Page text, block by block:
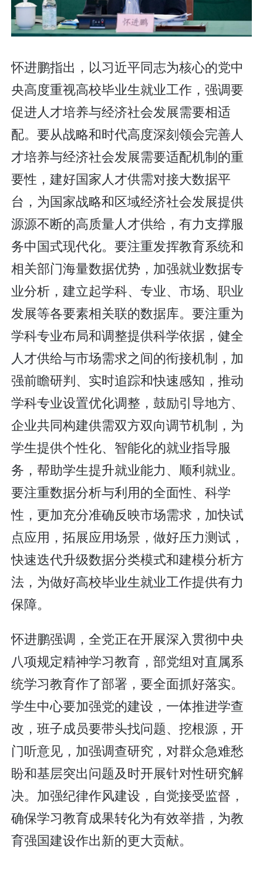
怀进鹏指出，以习近平同志为核心的党中
央高度重视高校毕业生就业工作，强调要
促进人才培养与经济社会发展需要相适
配。要从战略和时代高度深刻领会完善人
才培养与经济社会发展需要适配机制的重
要性，建好国家人才供需对接大数据平
台，为国家战略和区域经济社会发展提供
源源不断的高质量人才供给，有力支撑服
务中国式现代化。要注重发挥教育系统和
相关部门海量数据优势，加强就业数据专
业分析，建立起学科、专业、市场、职业
发展等各要素相关联的数据库。要注重为
学科专业布局和调整提供科学依据，健全
人才供给与市场需求之间的衔接机制，加
强前瞻研判、实时追踪和快速感知，推动
学科专业设置优化调整，鼓励引导地方、
企业共同构建供需双方双向调节机制，为
学生提供个性化、智能化的就业指导服
务，帮助学生提升就业能力、顺利就业。
要注重数据分析与利用的全面性、科学
性，更加充分准确反映市场需求，加快试
点应用，拓展应用场景，做好压力测试，
快速迭代升级数据分类模式和建模分析方
法，为做好高校毕业生就业工作提供有力
保障。
怀进鹏强调，全党正在开展深入贯彻中央
八项规定精神学习教育，部党组对直属系
统学习教育作了部署，要全面抓好落实。
学生中心要加强党的建设，一体推进学查
改，班子成员要带头找问题、挖根源，开
门听意见，加强调查研究，对群众急难愁
盼和基层突出问题及时开展针对性研究解
决。加强纪律作风建设，自觉接受监督，
确保学习教育成果转化为有效举措，为教
育强国建设作出新的更大贡献。